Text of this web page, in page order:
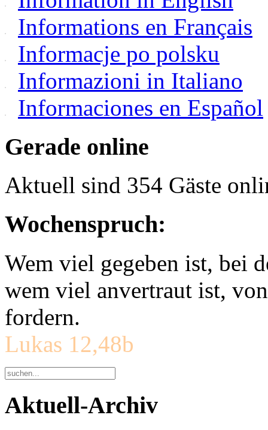
Informations en Français
Informacje po polsku
Informazioni in Italiano
Informaciones en Español
Gerade online
Aktuell sind 354 Gäste
Wochenspruch:
Wem viel gegeben ist, bei
wem viel anvertraut ist,
fordern.
Lukas 12,48b
Aktuell-Archiv